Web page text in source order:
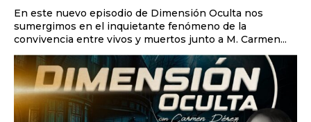
En este nuevo episodio de Dimensión Oculta nos
sumergimos en el inquietante fenómeno de la
convivencia entre vivos y muertos junto a M. Carmen...